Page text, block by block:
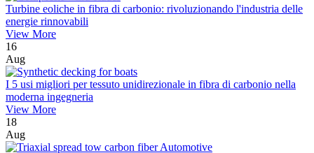
Turbine eoliche in fibra di carbonio: rivoluzionando l'industria delle
energie rinnovabili
View More
16
Aug
I 5 usi migliori per tessuto unidirezionale in fibra di carbonio nella
moderna ingegneria
View More
18
Aug